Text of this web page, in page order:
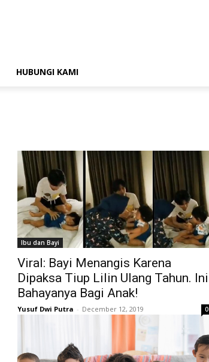
HUBUNGI KAMI
Ibu dan Bayi
Viral: Bayi Menangis Karena
Dipaksa Tiup Lilin Ulang Tahun. Ini
Bahayanya Bagi Anak!
Yusuf Dwi Putra - December 12, 2019 0